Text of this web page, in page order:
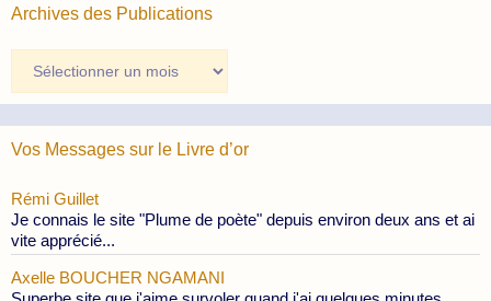
Archives des Publications
des
Publications
Vos Messages sur le Livre d’or
Rémi Guillet
Je connais le site "Plume de poète" depuis environ deux ans et ai
vite apprécié...
Axelle BOUCHER NGAMANI